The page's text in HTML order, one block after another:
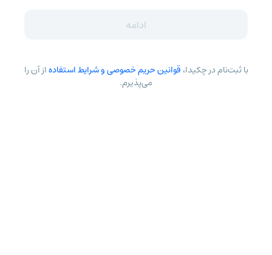
ادامه
با ثبت‌نام در چکیدا، قوانین حریم خصوصی و شرایط استفادهاز آن را
می‌پذیرم.